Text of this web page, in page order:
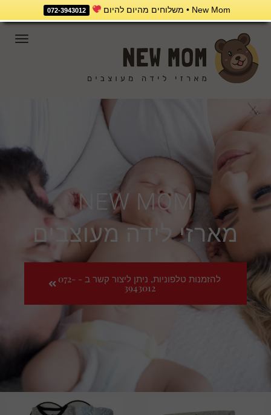
New Mom • משלוחים מהיום להיום 072-3943012
NEW MOM
מארזי לידה מעוצבים
להזמנות טלפוניות, ניתן ליצור קשר ב - 072-
3943012